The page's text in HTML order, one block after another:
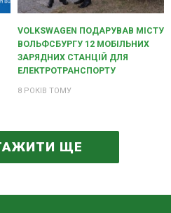
VOLKSWAGEN ПОДАРУВАВ МІСТУ
ВОЛЬФСБУРГУ 12 МОБІЛЬНИХ
ЗАРЯДНИХ СТАНЦІЙ ДЛЯ
ЕЛЕКТРОТРАНСПОРТУ
8 РОКІВ ТОМУ
ЩЕ